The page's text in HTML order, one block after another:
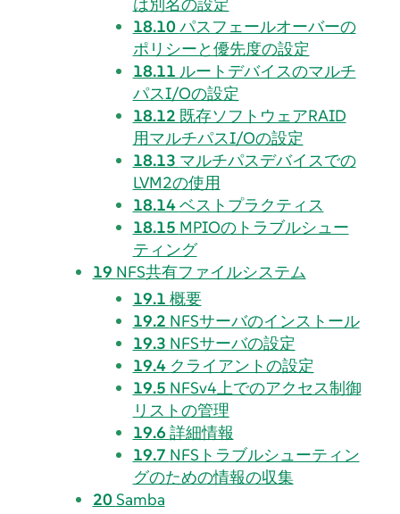
18.10パスフェールオーバーの
ポリシーと優先度の設定
18.11 ルートデバイスのマルチ
パスI/Oの設定
18.12 既存ソフトウェアRAID
用マルチパスI/Oの設定
18.13 マルチパスデバイスでの
LVM2の使用
18.14ベストプラクティス
18.15 MPIOのトラブルシュー
ティング
19 NFS共有ファイルシステム
19.1 概要
19.2 NFSサーバのインストール
19.3 NFSサーバの設定
19.4 クライアントの設定
19.5 NFSv4上でのアクセス制御
リストの管理
19.6 詳細情報
19.7 NFSトラブルシューティン
グのための情報の収集
20Samba